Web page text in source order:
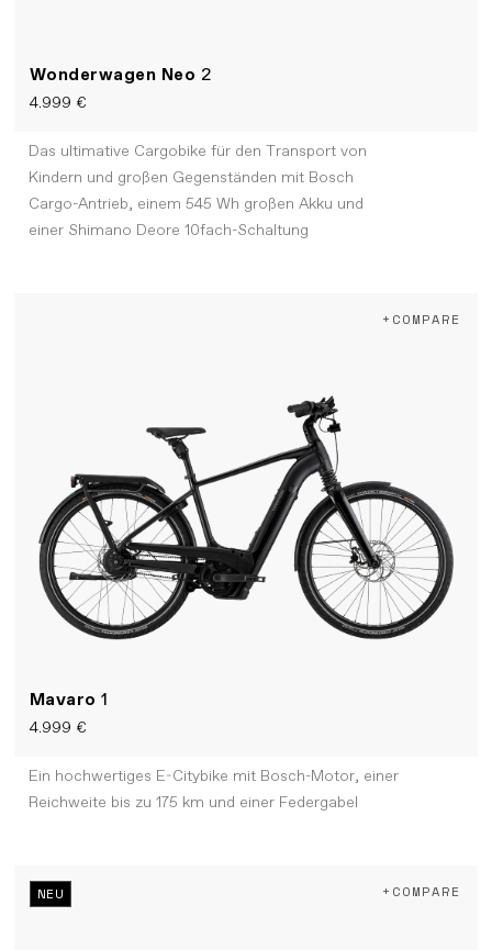
Wonderwagen Neo 2
4.999 €
Das ultimative Cargobike für den Transport von
Kindern und großen Gegenständen mit Bosch
Cargo-Antrieb, einem 545 Wh großen Akku und
einer Shimano Deore 10fach-Schaltung
Mavaro1
4.999 €
+COMPARE
Ein hochwertiges E-Citybike mit Bosch-Motor, einer
Reichweite bis zu 175 km und einer Federgabel
NEU +COMPARE